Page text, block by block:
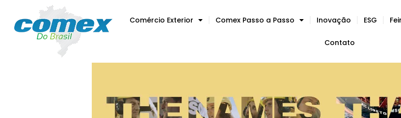
Comércio Exterior Comex Passo a Passo Inovação ESG
Contato